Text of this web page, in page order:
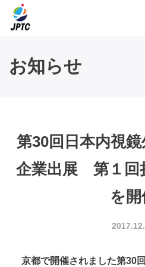
お知らせ
第30回日本内視
企業出展 第１回
を開
京都で開催されました第30